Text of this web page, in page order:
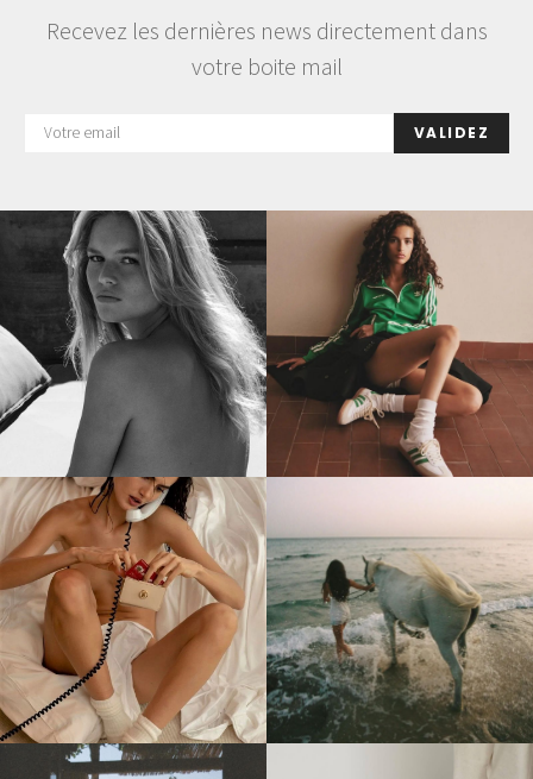
Recevez les dernières news directement dans
votre boite mail
VALIDEZ